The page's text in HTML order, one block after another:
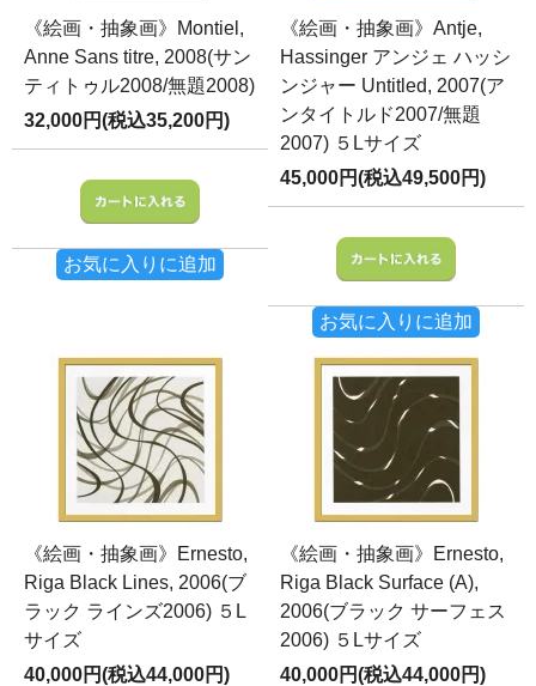
《絵画・抽象画》Montiel,
Anne Sans titre, 2008(サン
ティトゥル2008/無題2008)
32,000円(税込35,200円)
お気に入りに追加
《絵画・抽象画》Antje,
Hassinger アンジェ ハッシ
ンジャー Untitled, 2007(ア
ンタイトルド2007/無題
2007) ５Lサイズ
45,000円(税込49,500円)
お気に入りに追加
《絵画・抽象画》Ernesto,
Riga Black Lines, 2006(ブ
ラック ラインズ2006) ５L
サイズ
40,000円(税込44,000円)
《絵画・抽象画》Ernesto,
Riga Black Surface (A),
2006(ブラック サーフェス
2006) ５Lサイズ
40,000円(税込44,000円)